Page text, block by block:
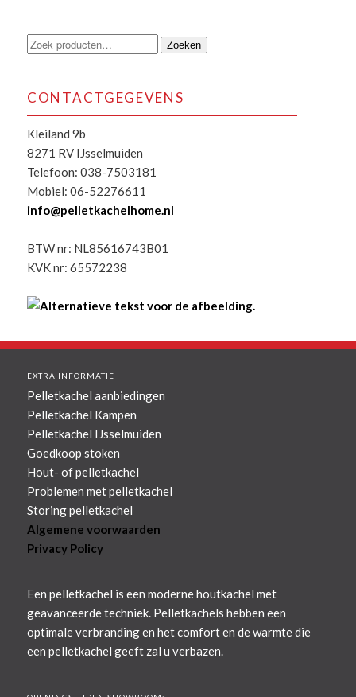
Zoeken
Zoeken
CONTACTGEGEVENS
Kleiland 9b
8271 RV IJsselmuiden
Telefoon: 038-7503181
Mobiel: 06-52276611
info@pelletkachelhome.nl
BTW nr: NL85616743B01
KVK nr: 65572238
EXTRA INFORMATIE
Pelletkachel aanbiedingen
Pelletkachel Kampen
Pelletkachel IJsselmuiden
Goedkoop stoken
Hout- of pelletkachel
Problemen met pelletkachel
Storing pelletkachel
Algemene voorwaarden
Privacy Policy
Een pelletkachel is een moderne houtkachel met
geavanceerde techniek. Pelletkachels hebben een
optimale verbranding en het comfort en de warmte die
een pelletkachel geeft zal u verbazen.